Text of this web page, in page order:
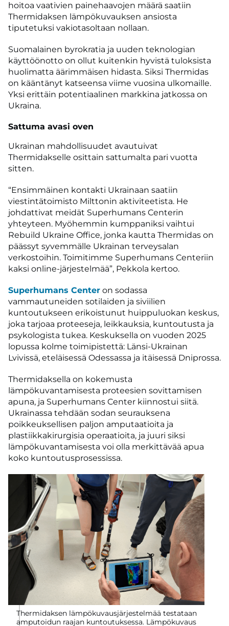
hoitoa vaativien painehaavojen määrä saatiin
Thermidaksen lämpökuvauksen ansiosta
tiputetuksi vakiotasoltaan nollaan.
Suomalainen byrokratia ja uuden teknologian
käyttöönotto on ollut kuitenkin hyvistä tuloksista
huolimatta äärimmäisen hidasta. Siksi Thermidas
on kääntänyt katseensa viime vuosina ulkomaille.
Yksi erittäin potentiaalinen markkina jatkossa on
Ukraina.
Sattuma avasi oven
Ukrainan mahdollisuudet avautuivat
Thermidakselle osittain sattumalta pari vuotta
sitten.
“Ensimmäinen kontakti Ukrainaan saatiin
viestintätoimisto Milttonin aktiviteetista. He
johdattivat meidät Superhumans Centerin
yhteyteen. Myöhemmin kumppaniksi vaihtui
Rebuild Ukraine Office, jonka kautta Thermidas on
päässyt syvemmälle Ukrainan terveysalan
verkostoihin. Toimitimme Superhumans Centeriin
kaksi online-järjestelmää”, Pekkola kertoo.
Superhumans Center on sodassa
vammautuneiden sotilaiden ja siviilien
kuntoutukseen erikoistunut huippuluokan keskus,
joka tarjoaa proteeseja, leikkauksia, kuntoutusta ja
psykologista tukea. Keskuksella on vuoden 2025
lopussa kolme toimipistettä: Länsi-Ukrainan
Lvivissä, eteläisessä Odessassa ja itäisessä Dniprossa.
Thermidaksella on kokemusta
lämpökuvantamisesta proteesien sovittamisen
apuna, ja Superhumans Center kiinnostui siitä.
Ukrainassa tehdään sodan seurauksena
poikkeuksellisen paljon amputaatioita ja
plastiikkakirurgisia operaatioita, ja juuri siksi
lämpökuvantamisesta voi olla merkittävää apua
koko kuntoutusprosessissa.
Thermidaksen lämpökuvausjärjestelmää testataan
amputoidun raajan kuntoutuksessa. Lämpökuvaus